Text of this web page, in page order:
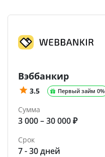
Вэббанкир
3.5 Первый займ 0%
Сумма
3 000 – 30 000 ₽
Срок
7 - 30 дней